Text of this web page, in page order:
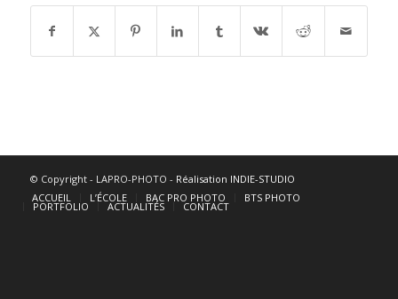
© Copyright - LAPRO-PHOTO - Réalisation INDIE-STUDIO
ACCUEIL
L’ÉCOLE BAC PRO PHOTO BTS PHOTO
PORTFOLIO ACTUALITÉS CONTACT